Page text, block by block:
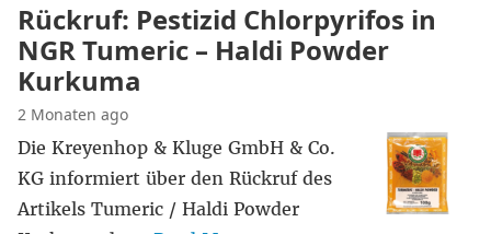
Rückruf: Pestizid Chlorpyrifos in
NGR Tumeric – Haldi Powder
Kurkuma
2 Monaten ago
Die Kreyenhop & Kluge GmbH & Co.
KG informiert über den Rückruf des
Artikels Tumeric / Haldi Powder